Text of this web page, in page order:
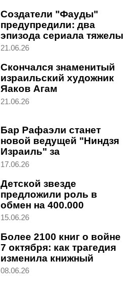
Создатели "Фауды"
предупредили: два
эпизода сериала тяжелы
для просмотра из-за
21.06.26
Скончался знаменитый
израильский художник
Яаков Агам
21.06.26
Бар Рафаэли станет
новой ведущей "Ниндзя
Израиль" за
полмиллиона шекелей
17.06.26
Детской звезде
предложили роль в
обмен на 400.000
шекелей: "Это рэкет"
15.06.26
Более 2100 книг о войне
7 октября: как трагедия
изменила книжный
рынок Израиля
08.06.26